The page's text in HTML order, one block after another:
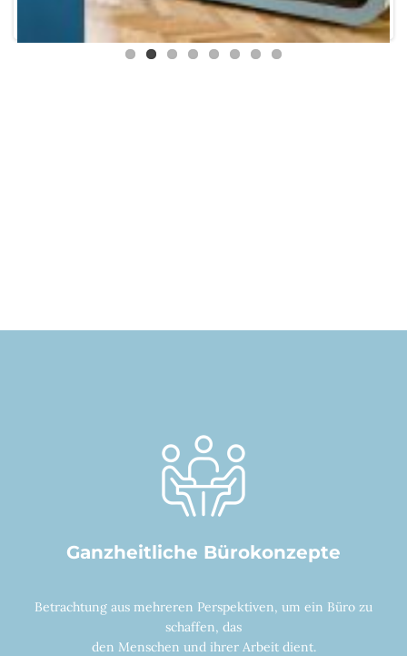
Ganzheitliche Bürokonzepte
Betrachtung aus mehreren Perspektiven, um ein Büro zu
schaffen, das
den Menschen und ihrer Arbeit dient.